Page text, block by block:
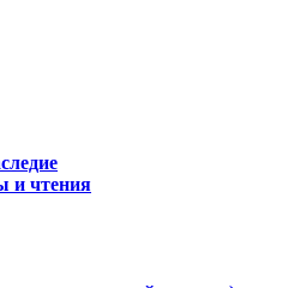
и чтения